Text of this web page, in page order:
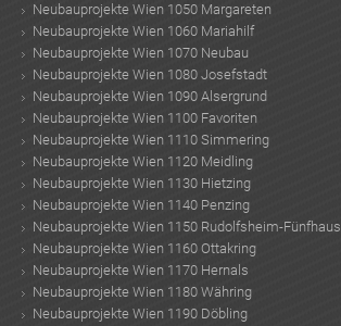
Neubauprojekte Wien 1050 Margareten
Neubauprojekte Wien 1060 Mariahilf
Neubauprojekte Wien 1070 Neubau
Neubauprojekte Wien 1080 Josefstadt
Neubauprojekte Wien 1090 Alsergrund
Neubauprojekte Wien 1100 Favoriten
Neubauprojekte Wien 1110 Simmering
Neubauprojekte Wien 1120 Meidling
Neubauprojekte Wien 1130 Hietzing
Neubauprojekte Wien 1140 Penzing
Neubauprojekte Wien 1150 Rudolfsheim-Fünfhaus
Neubauprojekte Wien 1160 Ottakring
Neubauprojekte Wien 1170 Hernals
Neubauprojekte Wien 1180 Währing
Neubauprojekte Wien 1190 Döbling